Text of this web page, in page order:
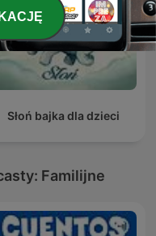
Słoń bajka dla dzieci
Familijne